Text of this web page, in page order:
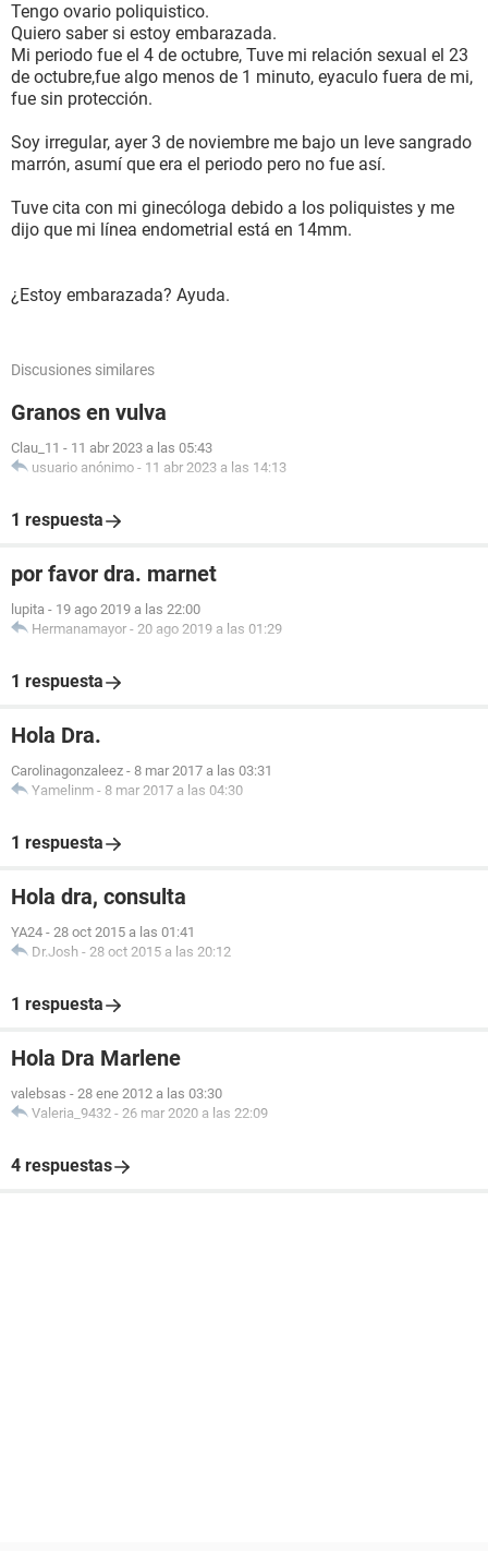
Tengo ovario poliquistico.
Quiero saber si estoy embarazada.
Mi periodo fue el 4 de octubre, Tuve mi relación sexual el 23
de octubre,fue algo menos de 1 minuto, eyaculo fuera de mi,
fue sin protección.
Soy irregular, ayer 3 de noviembre me bajo un leve sangrado
marrón, asumí que era el periodo pero no fue así.
Tuve cita con mi ginecóloga debido a los poliquistes y me
dijo que mi línea endometrial está en 14mm.
¿Estoy embarazada? Ayuda.
Discusiones similares
Granos en vulva
Clau_11 - 11 abr 2023 a las 05:43
usuario anónimo - 11 abr 2023 a las 14:13
1 respuesta
por favor dra. marnet
lupita - 19 ago 2019 a las 22:00
Hermanamayor - 20 ago 2019 a las 01:29
1 respuesta
Hola Dra.
Carolinagonzaleez - 8 mar 2017 a las 03:31
Yamelinm - 8 mar 2017 a las 04:30
1 respuesta
Hola dra, consulta
YA24 - 28 oct 2015 a las 01:41
Dr.Josh - 28 oct 2015 a las 20:12
1 respuesta
Hola Dra Marlene
valebsas - 28 ene 2012 a las 03:30
Valeria_9432 - 26 mar 2020 a las 22:09
4 respuestas